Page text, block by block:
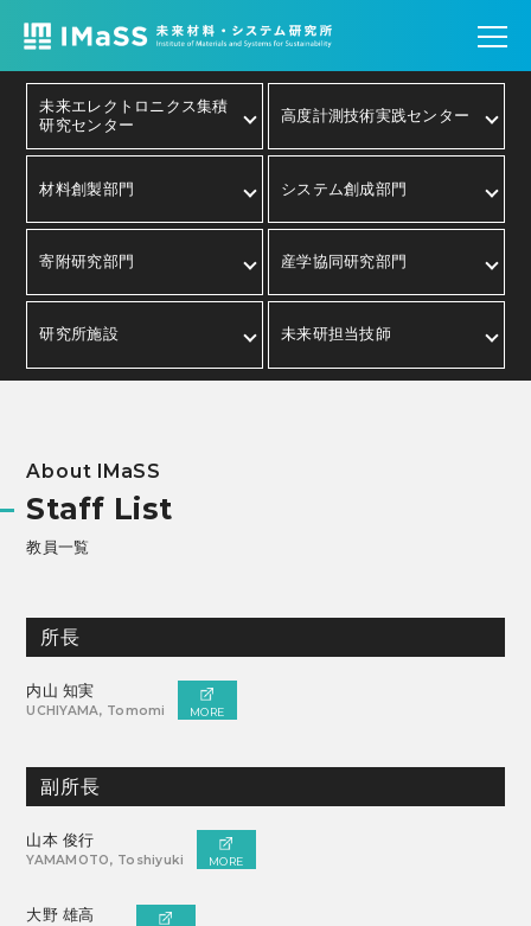
未来エレクトロニクス集積
研究センター
高度計測技術実践センター
材料創製部門 システム創成部門
寄附研究部門 産学協同研究部門
研究所施設 未来研担当技師
About IMaSS
Staff List
教員一覧
所長
内山 知実
UCHIYAMA, Tomomi MORE
副所長
山本 俊行
YAMAMOTO, Toshiyuki MORE
大野 雄高